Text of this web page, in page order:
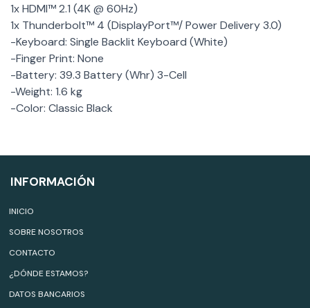
1x HDMI™ 2.1 (4K @ 60Hz)
1x Thunderbolt™ 4 (DisplayPort™/ Power Delivery 3.0)
-Keyboard: Single Backlit Keyboard (White)
-Finger Print: None
-Battery: 39.3 Battery (Whr) 3-Cell
-Weight: 1.6 kg
-Color: Classic Black
INFORMACIÓN
INICIO
SOBRE NOSOTROS
CONTACTO
¿DÓNDE ESTAMOS?
DATOS BANCARIOS